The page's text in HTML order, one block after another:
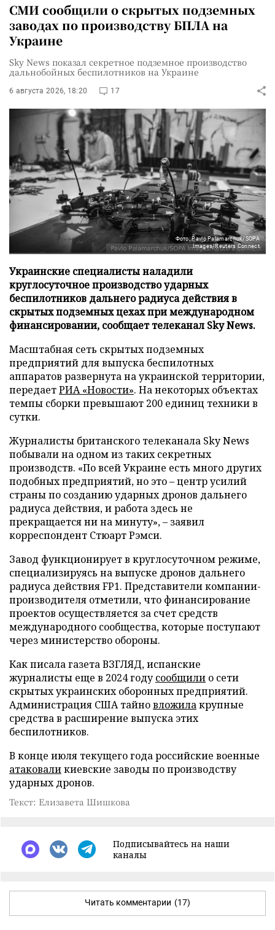
СМИ сообщили о скрытых подземных
заводах по производству БПЛА на
Украине
Sky News показал секретное подземное производство
дальнобойных беспилотников на Украине
6 августа 2026, 18:20 17
Фото: Pavlo Palamarchuk/SOPA
Images/Reuters Connect
Украинские специалисты наладили
круглосуточное производство ударных
беспилотников дальнего радиуса действия в
скрытых подземных цехах при международном
финансировании, сообщает телеканал Sky News.
Масштабная сеть скрытых подземных
предприятий для выпуска беспилотных
аппаратов развернута на украинской территории,
передаетРИА «Новости». На некоторых объектах
темпы сборки превышают 200 единиц техники в
сутки.
Журналисты британского телеканала Sky News
побывали на одном из таких секретных
производств. «По всей Украине есть много других
подобных предприятий, но это – центр усилий
страны по созданию ударных дронов дальнего
радиуса действия, и работа здесь не
прекращается ни на минуту», – заявил
корреспондент Стюарт Рэмси.
Завод функционирует в круглосуточном режиме,
специализируясь на выпуске дронов дальнего
радиуса действия FP1. Представители компании-
производителя отметили, что финансирование
проектов осуществляется за счет средств
международного сообщества, которые поступают
через министерство обороны.
Как писала газета ВЗГЛЯД, испанские
журналисты еще в 2024 годусообщили о сети
скрытых украинских оборонных предприятий.
Администрация США тайновложилакрупные
средства в расширение выпуска этих
беспилотников.
В конце июля текущего года российские военные
атаковаликиевские заводы по производству
ударных дронов.
Текст: Елизавета Шишкова
Подписывайтесь на наши
каналы
Читать комментарии (17)